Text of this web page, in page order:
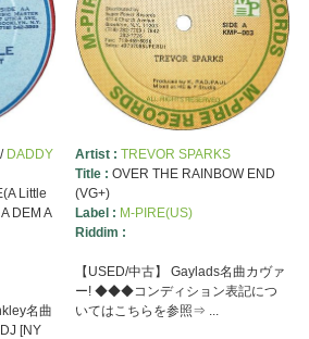
DADDY
Little
DEM A
名曲
[NY
Artist : TREVOR SPARKS
Title : OVER THE RAINBOW END
(VG+)
Label : M-PIRE(US)
Riddim :
【USED/中古】 Gaylads名曲カヴァ
ー! ◆◆◆コンディション表記につ
いてはこちらを参照⇒ ...